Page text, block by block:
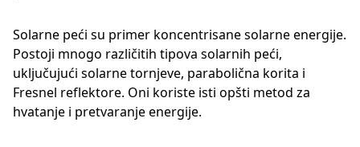
Solarne peći su primer koncentrisane solarne energije.
Postoji mnogo različitih tipova solarnih peći,
uključujući solarne tornjeve, parabolična korita i
Fresnel reflektore. Oni koriste isti opšti metod za
hvatanje i pretvaranje energije.